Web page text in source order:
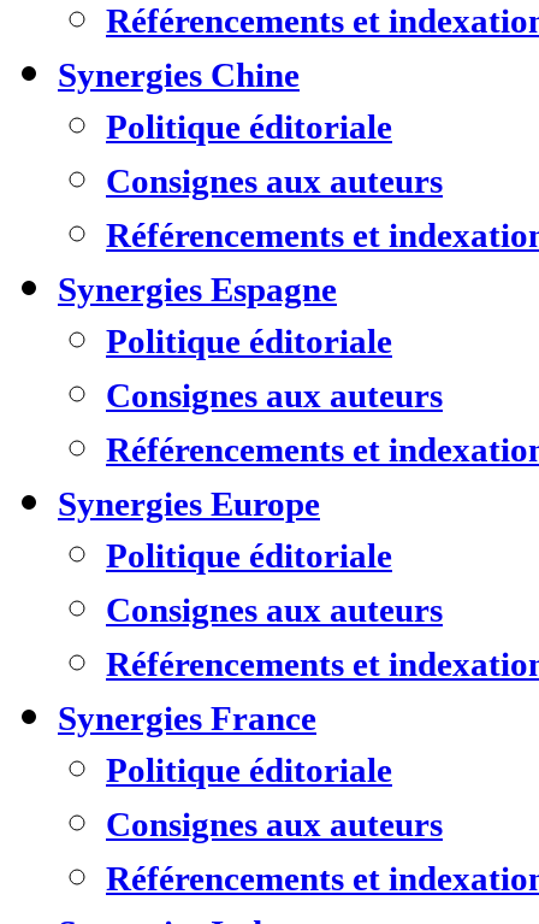
Référencements et
Synergies Chine
Politique éditoriale
Consignes aux auteurs
Référencements et
Synergies Espagne
Politique éditoriale
Consignes aux auteurs
Référencements et
Synergies Europe
Politique éditoriale
Consignes aux auteurs
Référencements et
Synergies France
Politique éditoriale
Consignes aux auteurs
Référencements et